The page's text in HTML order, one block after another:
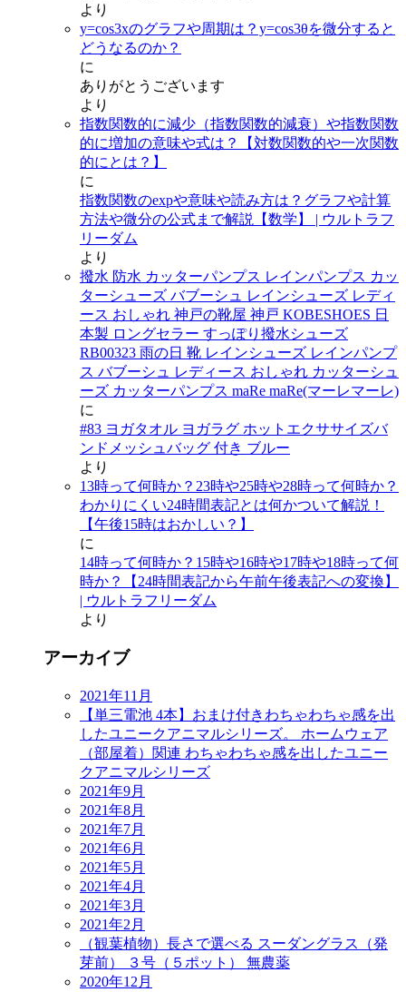
より
y=cos3x‌‌のグラフや周期は？y=cos3θを微分すると
どうなるのか？
に
ありがとうございます
より
指数関数的に減少（指数関数的減衰）や指数関数
的に増加の意味や式は？【対数関数的や一次関数
的にとは？】
に
指数関数のexpや意味や読み方は？グラフや計算
方法や微分の公式まで解説【数学】 | ウルトラフ
リーダム
より
撥水 防水 カッターパンプス レインパンプス カッ
ターシューズ バブーシュ レインシューズ レディ
ース おしゃれ 神戸の靴屋 神戸 KOBESHOES 日
本製 ロングセラー すっぽり撥水シューズ
RB00323 雨の日 靴 レインシューズ レインパンプ
ス バブーシュ レディース おしゃれ カッターシュ
ーズ カッターパンプス maRe maRe(マーレマーレ)
に
#83 ヨガタオル ヨガラグ ホットエクササイズバ
ンドメッシュバッグ 付き ブルー
より
13時って何時か？23時や25時や28時って何時か？
わかりにくい24時間表記とは何かついて解説！
【午後15時はおかしい？】
に
14時って何時か？15時や16時や17時や18時って何
時か？【24時間表記から午前午後表記への変換】
| ウルトラフリーダム
より
アーカイブ
2021年11月
【単三電池 4本】おまけ付きわちゃわちゃ感を出
したユニークアニマルシリーズ。 ホームウェア
（部屋着）関連 わちゃわちゃ感を出したユニー
クアニマルシリーズ
2021年9月
2021年8月
2021年7月
2021年6月
2021年5月
2021年4月
2021年3月
2021年2月
（観葉植物）長さで選べる スーダングラス（発
芽前） ３号（５ポット） 無農薬
2020年12月